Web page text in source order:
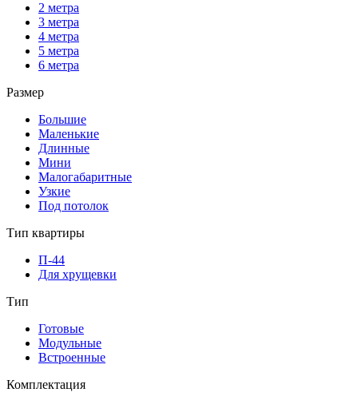
2 метра
3 метра
4 метра
5 метра
6 метра
Размер
Большие
Маленькие
Длинные
Мини
Малогабаритные
Узкие
Под потолок
Тип квартиры
П-44
Для хрущевки
Тип
Готовые
Модульные
Встроенные
Комплектация